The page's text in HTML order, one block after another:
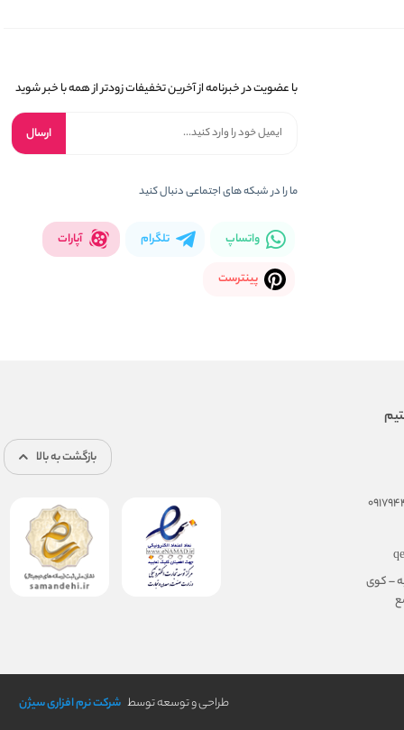
با عضویت در خبرنامه از آخرین تخفیفات زودتر از همه با خبر شوید
ارسال
ما را در شبکه های اجتماعی دنبال کنید
واتساپ تلگرام آپارات
پینترست
– کوی
بازگشت به بالا
طراحی و توسعه توسط شرکت نرم افزاری سیژن